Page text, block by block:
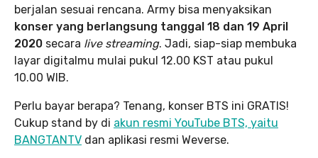
berjalan sesuai rencana. Army bisa menyaksikan
konser yang berlangsung tanggal 18 dan 19 April
2020 secara live streaming. Jadi, siap-siap membuka
layar digitalmu mulai pukul 12.00 KST atau pukul
10.00 WIB.
Perlu bayar berapa? Tenang, konser BTS ini GRATIS!
Cukup stand by di akun resmi YouTube BTS, yaitu
BANGTANTV dan aplikasi resmi Weverse.